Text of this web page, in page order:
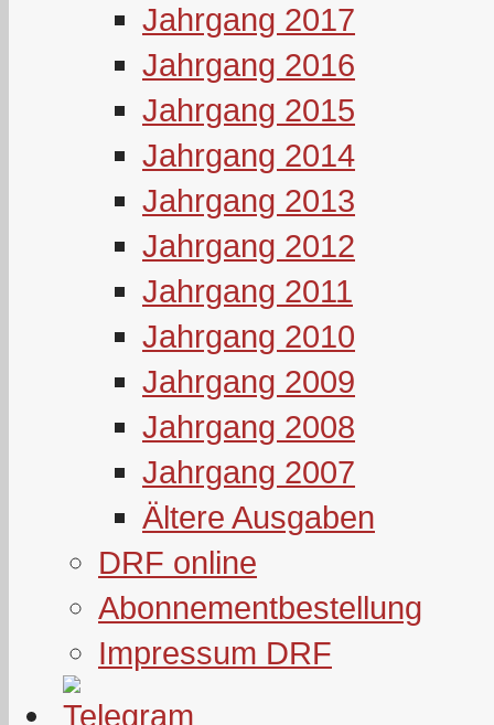
Jahrgang 2017
Jahrgang 2016
Jahrgang 2015
Jahrgang 2014
Jahrgang 2013
Jahrgang 2012
Jahrgang 2011
Jahrgang 2010
Jahrgang 2009
Jahrgang 2008
Jahrgang 2007
Ältere Ausgaben
DRF online
Abonnementbestellung
Impressum DRF